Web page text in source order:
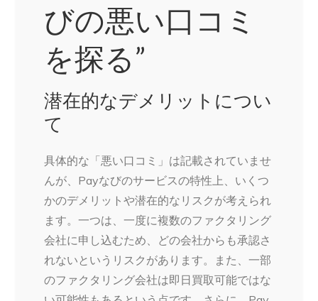
びの悪い口コミ
を探る”
潜在的なデメリットについ
て
具体的な「悪い口コミ」は記載されていませ
んが、Payなびのサービスの特性上、いくつ
かのデメリットや潜在的なリスクが考えられ
ます。一つは、一度に複数のファクタリング
会社に申し込むため、どの会社からも承認さ
れないというリスクがあります。また、一部
のファクタリング会社は即日買取可能ではな